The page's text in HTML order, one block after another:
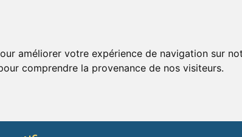
améliorer votre expérience de navigation sur
comprendre la provenance de nos visiteurs.